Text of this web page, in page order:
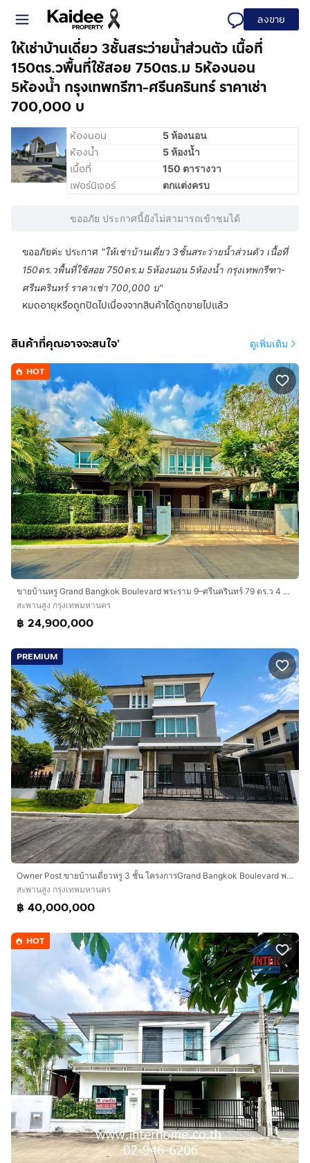
ลงขาย
ให้เช่าบ้านเดี่ยว 3ชั้นสระว่ายน้ำส่วนตัว เนื้อที่
150ตร.วพื้นที่ใช้สอย 750ตร.ม 5ห้องนอน
5ห้องน้ำ กรุงเทพกรีฑา-ศรีนครินทร์ ราคาเช่า
700,000 บ
ห้องนอน 5 ห้องนอน
ห้องน้ำ 5 ห้องน้ำ
เนื้อที่ 150 ตารางวา
เฟอร์นิเจอร์ ตกแต่งครบ
ขออภัย ประกาศนี้ยังไม่สามารถเข้าชมได้
ขออภัยค่ะ ประกาศ "ให้เช่าบ้านเดี่ยว 3ชั้นสระว่ายน้ำส่วนตัว เนื้อที่
150ตร.วพื้นที่ใช้สอย 750ตร.ม 5ห้องนอน 5ห้องน้ำ กรุงเทพกรีฑา-
ศรีนครินทร์ ราคาเช่า 700,000 บ"
หมดอายุหรือถูกปิดไปเนื่องจากสินค้าได้ถูกขายไปแล้ว
สินค้าที่คุณอาจจะสนใจ' ดูเพิ่มเติม
HOT
ขายบ้านหรู Grand Bangkok Boulevard พระราม 9–ศรีนครินทร์ 79 ตร.ว 4 นอน 5 น้ำ ห้องมุม 24.9 ลบ.
สะพานสูง กรุงเทพมหานคร
฿ 24,900,000
PREMIUM
Owner Post ขายบ้านเดี่ยวหรู 3 ชั้น โครงการGrand Bangkok Boulevard พระราม 9 - ศรีนครินทร์ ( กรุงเทพกรีฑา ) ใกล้โรงเรียนนานาชาติเวลลิงตัน
สะพานสูง กรุงเทพมหานคร
฿ 40,000,000
HOT